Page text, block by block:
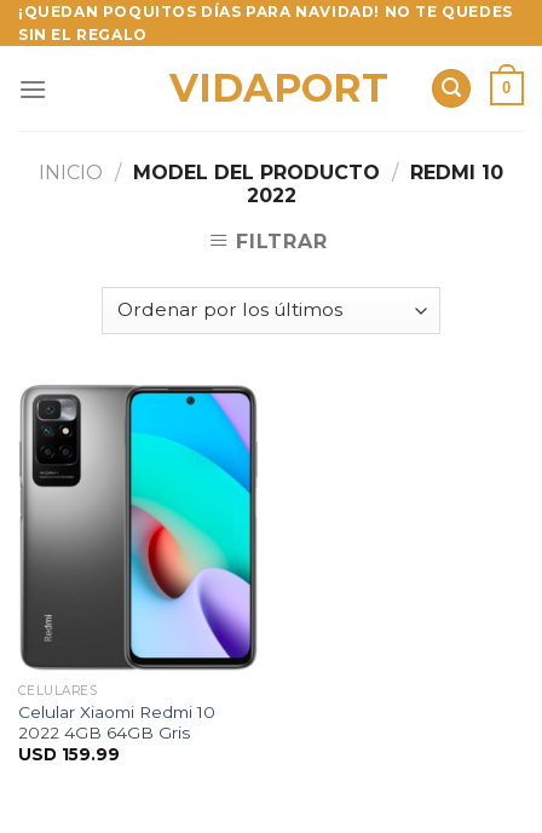
Skip
to
¡QUEDAN POQUITOS DÍAS PARA NAVIDAD! NO TE QUEDES
SIN EL REGALO
VIDAPORT 0
INICIO / MODEL DEL PRODUCTO / REDMI 10
2022
FILTRAR
CELULARES
Celular Xiaomi Redmi 10
2022 4GB 64GB Gris
USD 159.99